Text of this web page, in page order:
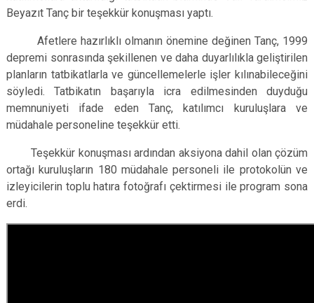
Beyazıt Tanç bir teşekkür konuşması yaptı.
Afetlere hazırlıklı olmanın önemine değinen Tanç, 1999
depremi sonrasında şekillenen ve daha duyarlılıkla geliştirilen
planların tatbikatlarla ve güncellemelerle işler kılınabileceğini
söyledi. Tatbikatın başarıyla icra edilmesinden duyduğu
memnuniyeti ifade eden Tanç, katılımcı kuruluşlara ve
müdahale personeline teşekkür etti.
Teşekkür konuşması ardından aksiyona dahil olan çözüm
ortağı kuruluşların 180 müdahale personeli ile protokolün ve
izleyicilerin toplu hatıra fotoğrafı çektirmesi ile program sona
erdi.